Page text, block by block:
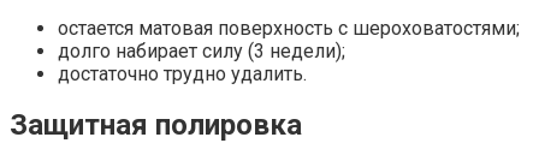
остается матовая поверхность с шероховатостями;
долго набирает силу (3 недели);
достаточно трудно удалить.
Защитная полировка